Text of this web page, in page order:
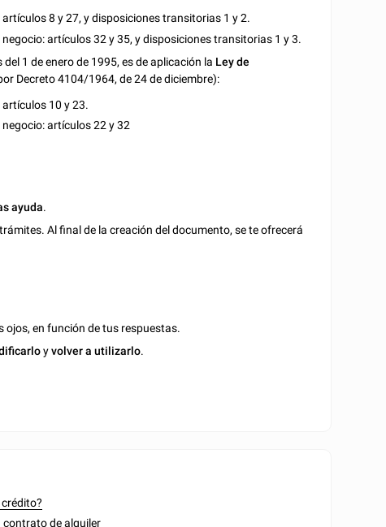
8 y 27, y disposiciones transitorias 1 y 2.
artículos 32 y 35, y disposiciones transitorias 1 y 3.
1 de enero de 1995, es de aplicación la Ley de
Decreto 4104/1964, de 24 de diciembre):
10 y 23.
artículos 22 y 32
ayuda.
Al final de la creación del documento, se te ofrecerá
ojos, en función de tus respuestas.
yvolver a utilizarlo.
contrato de alquiler